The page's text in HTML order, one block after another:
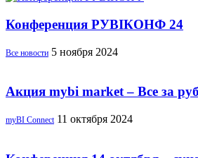
Конференция РУBIКОНФ 24
Все новости 5 ноября 2024
Акция mybi market – Все за
myBI Connect 11 октября 2024